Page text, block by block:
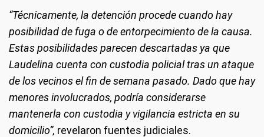
“Técnicamente, la detención procede cuando hay
posibilidad de fuga o de entorpecimiento de la causa.
Estas posibilidades parecen descartadas ya que
Laudelina cuenta con custodia policial tras un ataque
de los vecinos el fin de semana pasado. Dado que hay
menores involucrados, podría considerarse
mantenerla con custodia y vigilancia estricta en su
domicilio”, revelaron fuentes judiciales.